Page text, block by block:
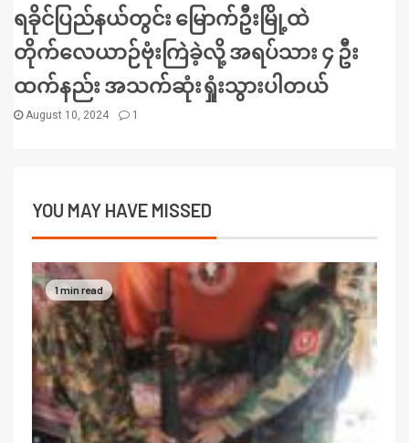
ရခိုင်ပြည်နယ်တွင်း မြောက်ဦးမြို့ထဲ
တိုက်လေယာဉ်ဗုံးကြဲခဲ့လို့ အရပ်သား ၄ ဦး
ထက်နည်း အသက်ဆုံးရှုံးသွားပါတယ်
August 10, 2024 1
YOU MAY HAVE MISSED
1 min read